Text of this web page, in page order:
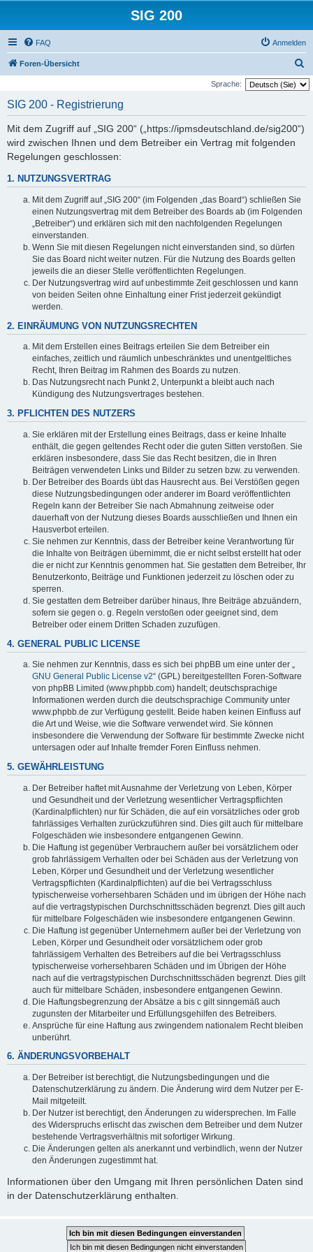
SIG 200
FAQ Anmelden
Foren-Übersicht
u
Sprache:
SIG 200 - Registrierung
Mit dem Zugriff auf „SIG 200“ („https://ipmsdeutschland.de/sig200“)
wird zwischen Ihnen und dem Betreiber ein Vertrag mit folgenden
Regelungen geschlossen:
1. NUTZUNGSVERTRAG
Mit dem Zugriff auf „SIG 200“ (im Folgenden „das Board“) schließen Sie
einen Nutzungsvertrag mit dem Betreiber des Boards ab (im Folgenden
„Betreiber“) und erklären sich mit den nachfolgenden Regelungen
einverstanden.
Wenn Sie mit diesen Regelungen nicht einverstanden sind, so dürfen
Sie das Board nicht weiter nutzen. Für die Nutzung des Boards gelten
jeweils die an dieser Stelle veröffentlichten Regelungen.
Der Nutzungsvertrag wird auf unbestimmte Zeit geschlossen und kann
von beiden Seiten ohne Einhaltung einer Frist jederzeit gekündigt
werden.
2. EINRÄUMUNG VON NUTZUNGSRECHTEN
Mit dem Erstellen eines Beitrags erteilen Sie dem Betreiber ein
einfaches, zeitlich und räumlich unbeschränktes und unentgeltliches
Recht, Ihren Beitrag im Rahmen des Boards zu nutzen.
Das Nutzungsrecht nach Punkt 2, Unterpunkt a bleibt auch nach
Kündigung des Nutzungsvertrages bestehen.
3. PFLICHTEN DES NUTZERS
Sie erklären mit der Erstellung eines Beitrags, dass er keine Inhalte
enthält, die gegen geltendes Recht oder die guten Sitten verstoßen. Sie
erklären insbesondere, dass Sie das Recht besitzen, die in Ihren
Beiträgen verwendeten Links und Bilder zu setzen bzw. zu verwenden.
Der Betreiber des Boards übt das Hausrecht aus. Bei Verstößen gegen
diese Nutzungsbedingungen oder anderer im Board veröffentlichten
Regeln kann der Betreiber Sie nach Abmahnung zeitweise oder
dauerhaft von der Nutzung dieses Boards ausschließen und Ihnen ein
Hausverbot erteilen.
Sie nehmen zur Kenntnis, dass der Betreiber keine Verantwortung für
die Inhalte von Beiträgen übernimmt, die er nicht selbst erstellt hat oder
die er nicht zur Kenntnis genommen hat. Sie gestatten dem Betreiber, Ihr
Benutzerkonto, Beiträge und Funktionen jederzeit zu löschen oder zu
sperren.
Sie gestatten dem Betreiber darüber hinaus, Ihre Beiträge abzuändern,
sofern sie gegen o. g. Regeln verstoßen oder geeignet sind, dem
Betreiber oder einem Dritten Schaden zuzufügen.
4. GENERAL PUBLIC LICENSE
Sie nehmen zur Kenntnis, dass es sich bei phpBB um eine unter der „
GNU General Public License v2“ (GPL) bereitgestellten Foren-Software
von phpBB Limited (www.phpbb.com) handelt; deutschsprachige
Informationen werden durch die deutschsprachige Community unter
www.phpbb.de zur Verfügung gestellt. Beide haben keinen Einfluss auf
die Art und Weise, wie die Software verwendet wird. Sie können
insbesondere die Verwendung der Software für bestimmte Zwecke nicht
untersagen oder auf Inhalte fremder Foren Einfluss nehmen.
5. GEWÄHRLEISTUNG
Der Betreiber haftet mit Ausnahme der Verletzung von Leben, Körper
und Gesundheit und der Verletzung wesentlicher Vertragspflichten
(Kardinalpflichten) nur für Schäden, die auf ein vorsätzliches oder grob
fahrlässiges Verhalten zurückzuführen sind. Dies gilt auch für mittelbare
Folgeschäden wie insbesondere entgangenen Gewinn.
Die Haftung ist gegenüber Verbrauchern außer bei vorsätzlichem oder
grob fahrlässigem Verhalten oder bei Schäden aus der Verletzung von
Leben, Körper und Gesundheit und der Verletzung wesentlicher
Vertragspflichten (Kardinalpflichten) auf die bei Vertragsschluss
typischerweise vorhersehbaren Schäden und im übrigen der Höhe nach
auf die vertragstypischen Durchschnittsschäden begrenzt. Dies gilt auch
für mittelbare Folgeschäden wie insbesondere entgangenen Gewinn.
Die Haftung ist gegenüber Unternehmern außer bei der Verletzung von
Leben, Körper und Gesundheit oder vorsätzlichem oder grob
fahrlässigem Verhalten des Betreibers auf die bei Vertragsschluss
typischerweise vorhersehbaren Schäden und im Übrigen der Höhe
nach auf die vertragstypischen Durchschnittsschäden begrenzt. Dies gilt
auch für mittelbare Schäden, insbesondere entgangenen Gewinn.
Die Haftungsbegrenzung der Absätze a bis c gilt sinngemäß auch
zugunsten der Mitarbeiter und Erfüllungsgehilfen des Betreibers.
Ansprüche für eine Haftung aus zwingendem nationalem Recht bleiben
unberührt.
6. ÄNDERUNGSVORBEHALT
Der Betreiber ist berechtigt, die Nutzungsbedingungen und die
Datenschutzerklärung zu ändern. Die Änderung wird dem Nutzer per E-
Mail mitgeteilt.
Der Nutzer ist berechtigt, den Änderungen zu widersprechen. Im Falle
des Widerspruchs erlischt das zwischen dem Betreiber und dem Nutzer
bestehende Vertragsverhältnis mit sofortiger Wirkung.
Die Änderungen gelten als anerkannt und verbindlich, wenn der Nutzer
den Änderungen zugestimmt hat.
Informationen über den Umgang mit Ihren persönlichen Daten sind
in der Datenschutzerklärung enthalten.